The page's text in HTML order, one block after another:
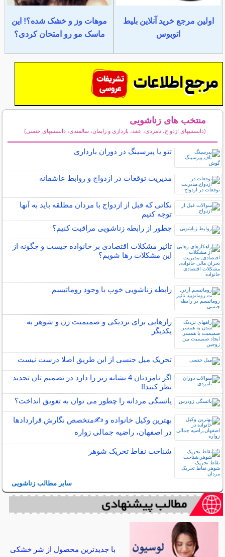
اولین مرجع خرید آنلاین بلیط
اتوبوس
موهات وز و خشک شده؟! این
ماسک مو رو امتحان کردی؟
منتخب های زناشویی
(دانستنیهای ازدواج، نامزدی، عقد، بارداری و زایمان، سالمندی، دانستنیهای جنسی)
تتو یا پیرسینگ در دوران بارداری
مدیریت توقعات در ازدواج و روابط عاشقانه
نکاتی که قبل از ازدواج با مردان مطلقه باید به آنها
توجه کنیم
چطور از رابطه زناشویی مراقبت کنیم؟
تاثیر مشکلات اقتصادی بر خانواده چیست و چگونه از
این مشکلات رها شویم؟
رابطه زناشویی خوب با وجود روماتیسم
رازهایی برای نزدیکی و صمیمیت زن و شوهر به
یکدیگر
تحریک میل جنسی از این طریق اصلا درست نیست
اگر نامزدتان 4 نشانه زیر را دارد در تصمیم تان تجدید
نظر کنید!!
یائسگی مردانه را چطور می توان به تعویق انداخت؟
بهترین وکیل خانواده و ✍️متخصص نگارش قراردادها
در اصفهان، راضیه جمالی زواره
شناخت نقاط تحریک شوهر
سایر مطالب زناشویی
با جدیدترین محصول از شر خشکی